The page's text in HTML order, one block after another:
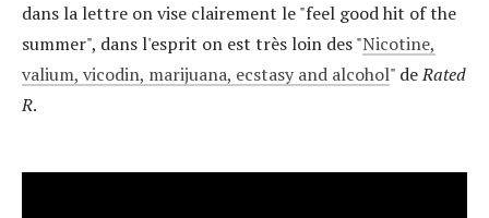
dans la lettre on vise clairement le "feel good hit of the
summer", dans l'esprit on est très loin des "Nicotine,
valium, vicodin, marijuana, ecstasy and alcohol" deRated
R.